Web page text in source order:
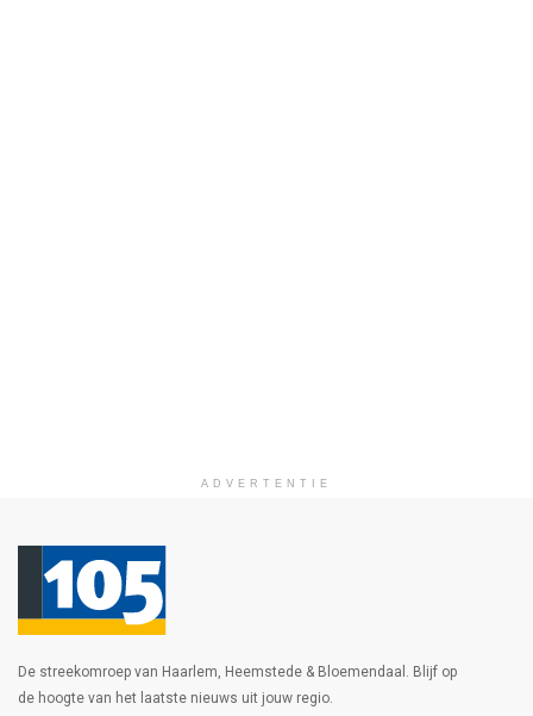
ADVERTENTIE
De streekomroep van Haarlem, Heemstede & Bloemendaal. Blijf op
de hoogte van het laatste nieuws uit jouw regio.